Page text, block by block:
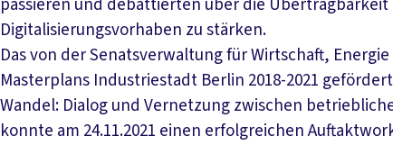
passieren und debattierten über die
Digitalisierungsvorhaben zu stärken.
Das von der Senatsverwaltung für Wirtschaft,
Masterplans Industriestadt Berlin 2018-2021
Wandel: Dialog und Vernetzung zwischen
konnte am 24.11.2021 einen erfolgreichen